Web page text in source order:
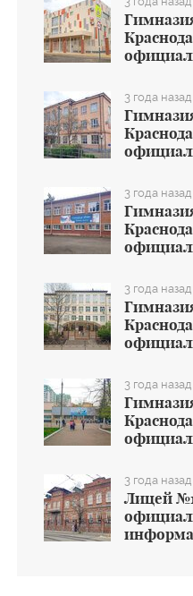
учреждении
3 года назад
учреждении
3 года назад
учреждении
3 года назад
учреждении
3 года назад
учреждении
3 года назад
Лицей